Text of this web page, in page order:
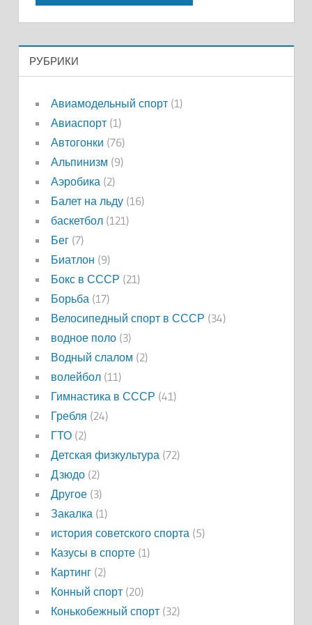
РУБРИКИ
Авиамодельный спорт(1)
Авиаспорт(1)
Автогонки (76)
Альпинизм (9)
Аэробика (2)
Балет на льду(16)
баскетбол(121)
Бег(7)
Биатлон (9)
Бокс в СССР (21)
Борьба (17)
Велосипедный спорт в СССР (34)
водное поло(3)
Водный слалом (2)
волейбол(11)
Гимнастика в СССР (41)
Гребля (24)
ГТО(2)
Детская физкультура (72)
Дзюдо(2)
Другое(3)
Закалка (1)
история советского спорта (5)
Казусы в спорте(1)
Картинг(2)
Конный спорт(20)
Конькобежный спорт(32)